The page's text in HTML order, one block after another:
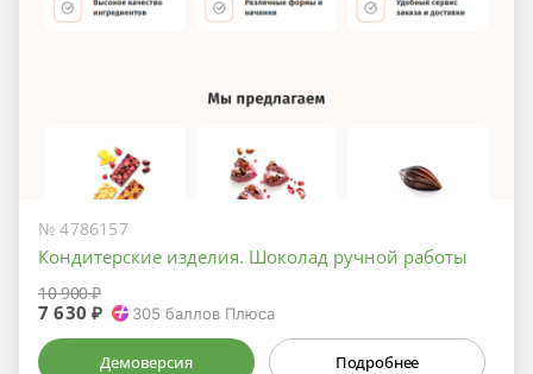
№ 4786157
Кондитерские изделия. Шоколад ручной работы
10 900 ₽
7 630 ₽ 305 баллов Плюса
Демоверсия Подробнее